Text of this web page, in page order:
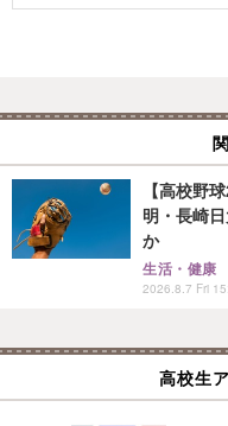
【高校野
明・長崎
か
生活・健康
2026.8.7 Fri
高校生